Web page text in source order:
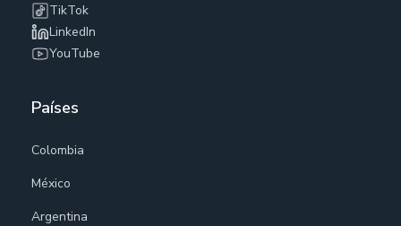
TikTok
LinkedIn
YouTube
Países
Colombia
México
Argentina